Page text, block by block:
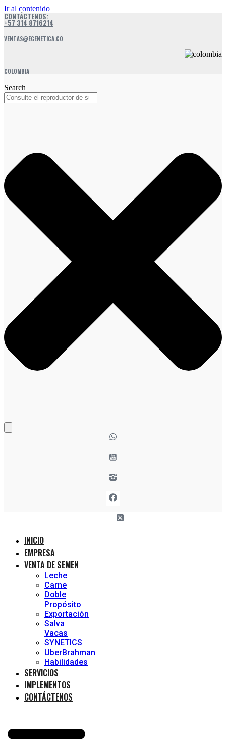
Ir al contenido
CONTÁCTENOS:
+57 314 8716214
VENTAS@EGENETICA.CO
COLOMBIA
Search
INICIO
EMPRESA
VENTA DE SEMEN
Leche
Carne
Doble
Propósito
Exportación
Salva
Vacas
SYNETICS
UberBrahman
Habilidades
SERVICIOS
IMPLEMENTOS
CONTÁCTENOS